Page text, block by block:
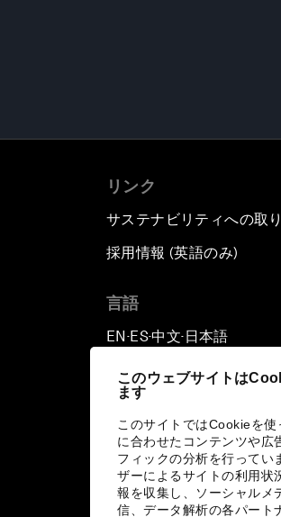
このウェブサイトは
ます
このサイトではCookieを使
に合わせたコンテンツや広
フィックの分析を行ってい
ザーによるサイトの利用状
報を収集し、ソーシャルメ
信、データ解析の各パート
リンク
サステナビリティへの取
採用情報 (英語のみ)
言語
EN ▪ES▪中文▪ 日本語